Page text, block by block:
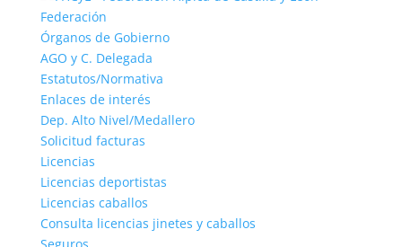
Federación
Órganos de Gobierno
AGO y C. Delegada
Estatutos/Normativa
Enlaces de interés
Dep. Alto Nivel/Medallero
Solicitud facturas
Licencias
Licencias deportistas
Licencias caballos
Consulta licencias jinetes y caballos